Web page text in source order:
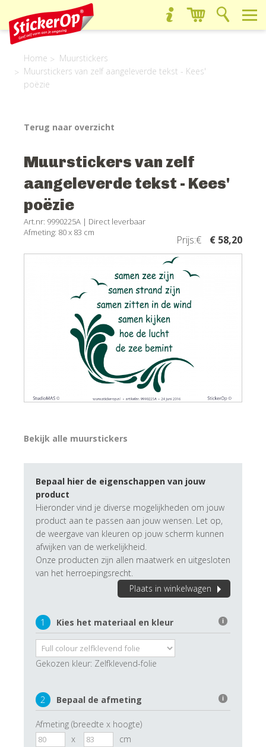
Home
Muurstickers
Muurstickers van zelf aangeleverde tekst - Kees'
poëzie
Terug naar overzicht
Muurstickers van zelf
aangeleverde tekst - Kees'
poëzie
Art.nr: 9990225A | Direct leverbaar
Afmeting: 80 x 83 cm
Prijs:€ € 58,20
Bekijk alle muurstickers
Bepaal hier de eigenschappen van jouw
product
Hieronder vind je diverse mogelijkheden om jouw
product aan te passen aan jouw wensen. Let op,
de weergave van kleuren op jouw scherm kunnen
afwijken van de werkelijkheid.
Onze producten zijn allen maatwerk en uitgesloten
van het herroepingsrecht.
Plaats in winkelwagen
1 Kies het materiaal en kleur i
Gekozen kleur: Zelfklevend-folie
2 Bepaal de afmeting i
Afmeting (breedte x hoogte)
x
cm